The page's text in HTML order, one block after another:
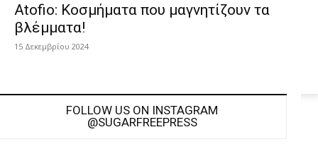
Atofio: Κοσμήματα που μαγνητίζουν τα
βλέμματα!
15 Δεκεμβρίου 2024
FOLLOW US ON INSTAGRAM
@SUGARFREEPRESS